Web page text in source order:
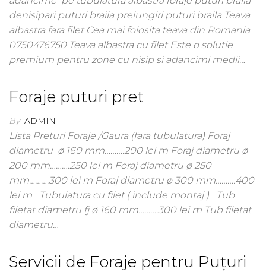
denisipari puturi braila prelungiri puturi braila Teava
albastra fara filet Cea mai folosita teava din Romania
0750476750 Teava albastra cu filet Este o solutie
premium pentru zone cu nisip si adancimi medii…
Foraje puturi pret
By ADMIN
Lista Preturi Foraje /Gaura (fara tubulatura) Foraj
diametru ø 160 mm……….200 lei m Foraj diametru ø
200 mm……….250 lei m Foraj diametru ø 250
mm……….300 lei m Foraj diametru ø 300 mm……….400
lei m Tubulatura cu filet ( include montaj ) Tub
filetat diametru fj ø 160 mm……….300 lei m Tub filetat
diametru…
Servicii de Foraje pentru Puțuri